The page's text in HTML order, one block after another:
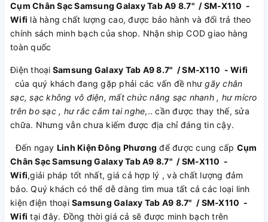
Cụm Chân Sạc Samsung Galaxy Tab A9 8.7" / SM-X110 -
Wifi là hàng chất lượng cao, được bảo hành và đổi trả theo
chính sách minh bạch của shop. Nhận ship COD giao hàng
toàn quốc
Điện thoại Samsung Galaxy Tab A9 8.7" / SM-X110 - Wifi
của quý khách đang gặp phải các vấn đề nhưgãy chân
sạc, sạc không vô điện, mất chức năng sạc nhanh , hư mícro
trên bo sạc , hư rắc cắm tai nghe,.. cần được thay thế, sửa
chữa. Nhưng vẫn chưa kiếm được địa chỉ đáng tin cậy.
Đến ngay Linh Kiện Đông Phương để được cung cấp Cụm
Chân Sạc Samsung Galaxy Tab A9 8.7" / SM-X110 -
Wifi,giải pháp tốt nhất, giá cả hợp lý , và chất lượng đảm
bảo. Quý khách có thể dễ dàng tìm mua tất cả các loại linh
kiện điện thoại Samsung Galaxy Tab A9 8.7" / SM-X110 -
Wifi tại đây. Đồng thời giá cả sẽ được minh bạch trên